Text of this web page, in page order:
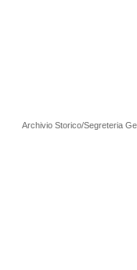
Archivio Storico/Segreteria